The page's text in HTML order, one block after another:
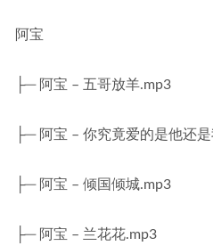
阿宝
├─ 阿宝 – 五哥放羊.mp3
├─ 阿宝 – 你究竟爱的是他还
├─ 阿宝 – 倾国倾城.mp3
├─ 阿宝 – 兰花花.mp3